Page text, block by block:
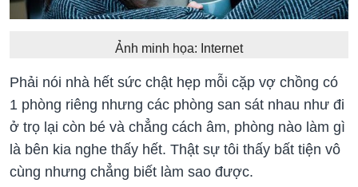
Ảnh minh họa: Internet
Phải nói nhà hết sức chật hẹp mỗi cặp vợ chồng có
1 phòng riêng nhưng các phòng san sát nhau như đi
ở trọ lại còn bé và chẳng cách âm, phòng nào làm gì
là bên kia nghe thấy hết. Thật sự tôi thấy bất tiện vô
cùng nhưng chẳng biết làm sao được.